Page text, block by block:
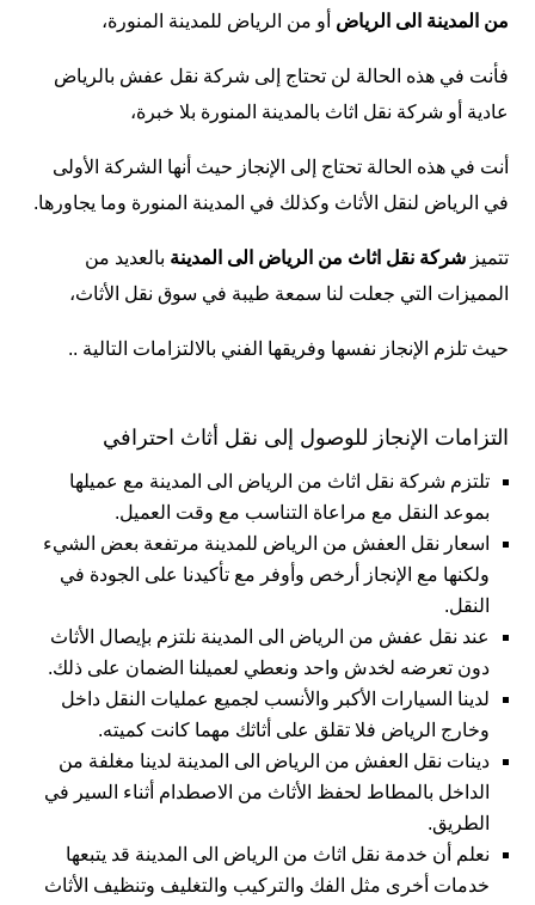
من المدينة الى الرياض أو من الرياض للمدينة المنورة،
فأنت في هذه الحالة لن تحتاج إلى شركة نقل عفش بالرياض
عادية أو شركة نقل اثاث بالمدينة المنورة بلا خبرة،
أنت في هذه الحالة تحتاج إلى الإنجاز حيث أنها الشركة الأولى
في الرياض لنقل الأثاث وكذلك في المدينة المنورة وما يجاورها.
تتميز شركة نقل اثاث من الرياض الى المدينة بالعديد من
المميزات التي جعلت لنا سمعة طيبة في سوق نقل الأثاث،
حيث تلزم الإنجاز نفسها وفريقها الفني بالالتزامات التالية ..
التزامات الإنجاز للوصول إلى نقل أثاث احترافي
تلتزم شركة نقل اثاث من الرياض الى المدينة مع عميلها
بموعد النقل مع مراعاة التناسب مع وقت العميل.
اسعار نقل العفش من الرياض للمدينة مرتفعة بعض الشيء
ولكنها مع الإنجاز أرخص وأوفر مع تأكيدنا على الجودة في
النقل.
عند نقل عفش من الرياض الى المدينة نلتزم بإيصال الأثاث
دون تعرضه لخدش واحد ونعطي لعميلنا الضمان على ذلك.
لدينا السيارات الأكبر والأنسب لجميع عمليات النقل داخل
وخارج الرياض فلا تقلق على أثاثك مهما كانت كميته.
دينات نقل العفش من الرياض الى المدينة لدينا مغلفة من
الداخل بالمطاط لحفظ الأثاث من الاصطدام أثناء السير في
الطريق.
نعلم أن خدمة نقل اثاث من الرياض الى المدينة قد يتبعها
خدمات أخرى مثل الفك والتركيب والتغليف وتنظيف الأثاث